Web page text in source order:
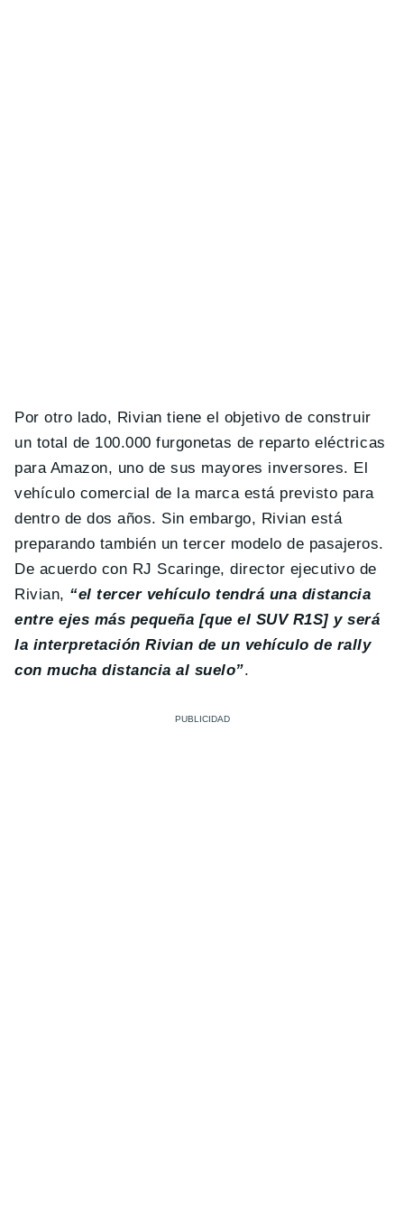
Por otro lado, Rivian tiene el objetivo de construir
un total de 100.000 furgonetas de reparto eléctricas
para Amazon, uno de sus mayores inversores. El
vehículo comercial de la marca está previsto para
dentro de dos años. Sin embargo, Rivian está
preparando también un tercer modelo de pasajeros.
De acuerdo con RJ Scaringe, director ejecutivo de
Rivian, “el tercer vehículo tendrá una distancia
entre ejes más pequeña [que el SUV R1S] y será
la interpretación Rivian de un vehículo de rally
con mucha distancia al suelo”.